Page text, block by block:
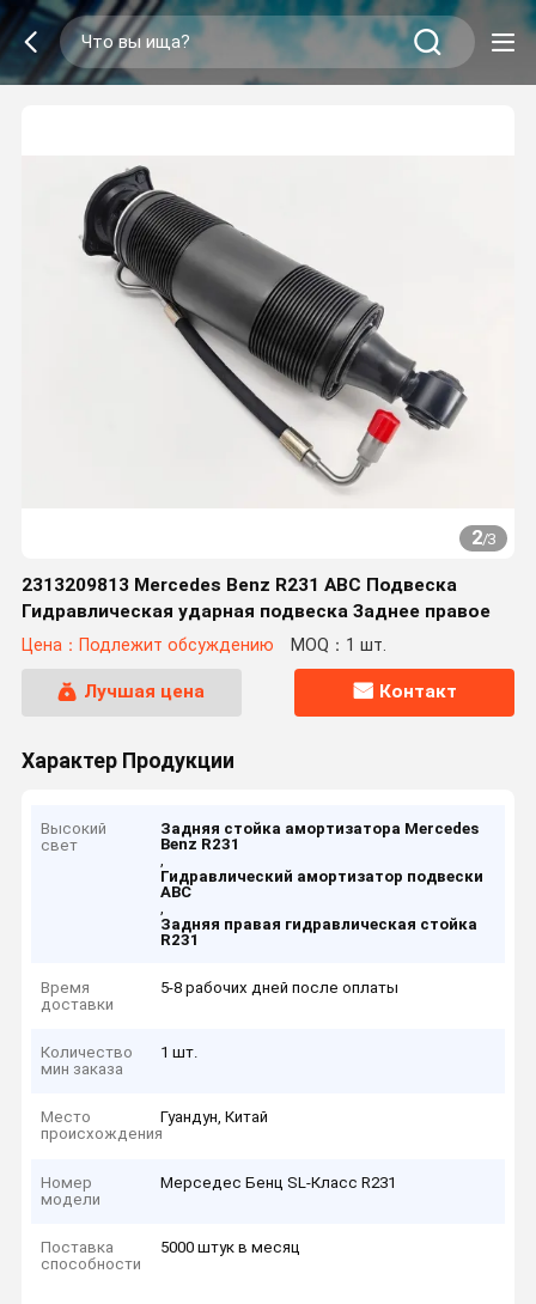
2/3
2313209813 Mercedes Benz R231 ABC Подвеска
Гидравлическая ударная подвеска Заднее правое
Цена：Подлежит обсуждению MOQ：1 шт.
Лучшая цена Контакт
Характер Продукции
Высокий
свет
Задняя стойка амортизатора Mercedes
Benz R231
,
Гидравлический амортизатор подвески
ABC
,
Задняя правая гидравлическая стойка
R231
Время
доставки
5-8 рабочих дней после оплаты
Количество
мин заказа
1 шт.
Место
происхождения
Гуандун, Китай
Номер
модели
Мерседес Бенц SL-Класс R231
Поставка
способности
5000 штук в месяц